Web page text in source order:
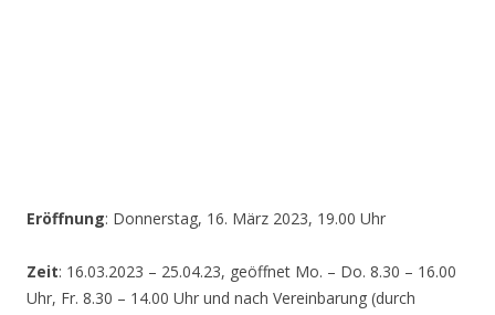
Eröffnung: Donnerstag, 16. März 2023, 19.00 Uhr
Zeit: 16.03.2023 – 25.04.23, geöffnet Mo. – Do. 8.30 – 16.00
Uhr, Fr. 8.30 – 14.00 Uhr und nach Vereinbarung (durch